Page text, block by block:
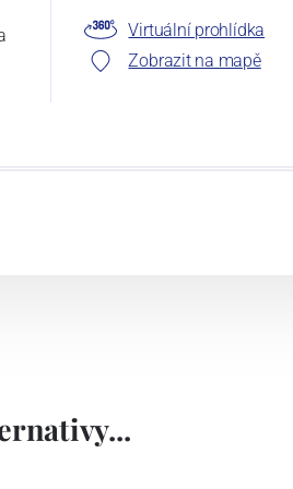
Virtuální prohlídka
Zobrazit na mapě